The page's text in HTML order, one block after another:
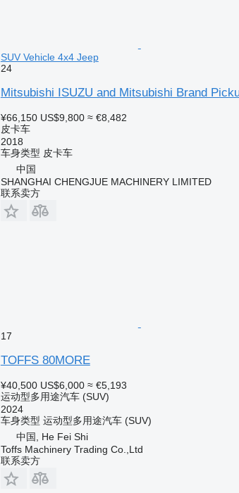
SUV Vehicle 4x4 Jeep
24
Mitsubishi ISUZU and Mitsubishi Brand
¥66,150 US$9,800 ≈ €8,482
皮卡车
2018
车身类型 皮卡车
中国
SHANGHAI CHENGJUE MACHINERY LIMITED
联系卖方
17
TOFFS 80MORE
¥40,500 US$6,000 ≈ €5,193
运动型多用途汽车 (SUV)
2024
车身类型 运动型多用途汽车 (SUV)
中国, He Fei Shi
Toffs Machinery Trading Co.,Ltd
联系卖方